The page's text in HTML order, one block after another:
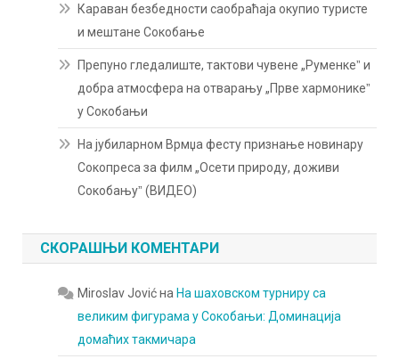
Караван безбедности саобраћаја окупио туристе
и мештане Сокобање
Препуно гледалиште, тактови чувене „Руменкеˮ и
добра атмосфера на отварању „Прве хармоникеˮ
у Сокобањи
На јубиларном Врмџа фесту признање новинару
Сокопреса за филм „Осети природу, доживи
Сокобањуˮ (ВИДЕО)
СКОРАШЊИ КОМЕНТАРИ
Miroslav Jovićна На шаховском турниру са
великим фигурама у Сокобањи: Доминација
домаћих такмичара